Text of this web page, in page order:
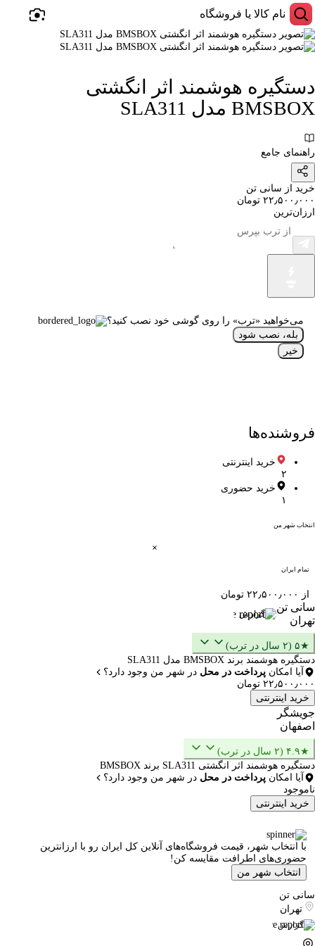
دستگیره هوشمند اثر انگشتی
BMSBOX مدل SLA311
راهنمای جامع
خرید از سانی تن
۲۲٫۵۰۰٫۰۰۰ تومان
ارزان‌ترین
می‌خواهید «ترب» را روی گوشی خود نصب کنید؟
بله، نصب شود
خیر
فروشنده‌ها
خرید اینترنتی
۲
خرید حضوری
۱
انتخاب شهر من
تمام ایران
از ۲۲٫۵۰۰٫۰۰۰ تومان
سانی تن
تهران
گزارش
★۵ (۲ سال در ترب)
دستگیره هوشمند برند BMSBOX مدل SLA311
آیا امکان پرداخت در محل در شهر من وجود دارد؟
۲۲٫۵۰۰٫۰۰۰ تومان
خرید اینترنتی
جویشگر
اصفهان
★۴.۹ (۲ سال در ترب)
دستگیره هوشمند اثر انگشتی SLA311 برند BMSBOX
آیا امکان پرداخت در محل در شهر من وجود دارد؟
ناموجود
خرید اینترنتی
با انتخاب شهر، قیمت فروشگاه‌های آنلاین کل ایران رو با ارزانترین
حضوری‌های اطرافت مقایسه کن!
انتخاب شهر من
سانی تن
تهران
گزارش